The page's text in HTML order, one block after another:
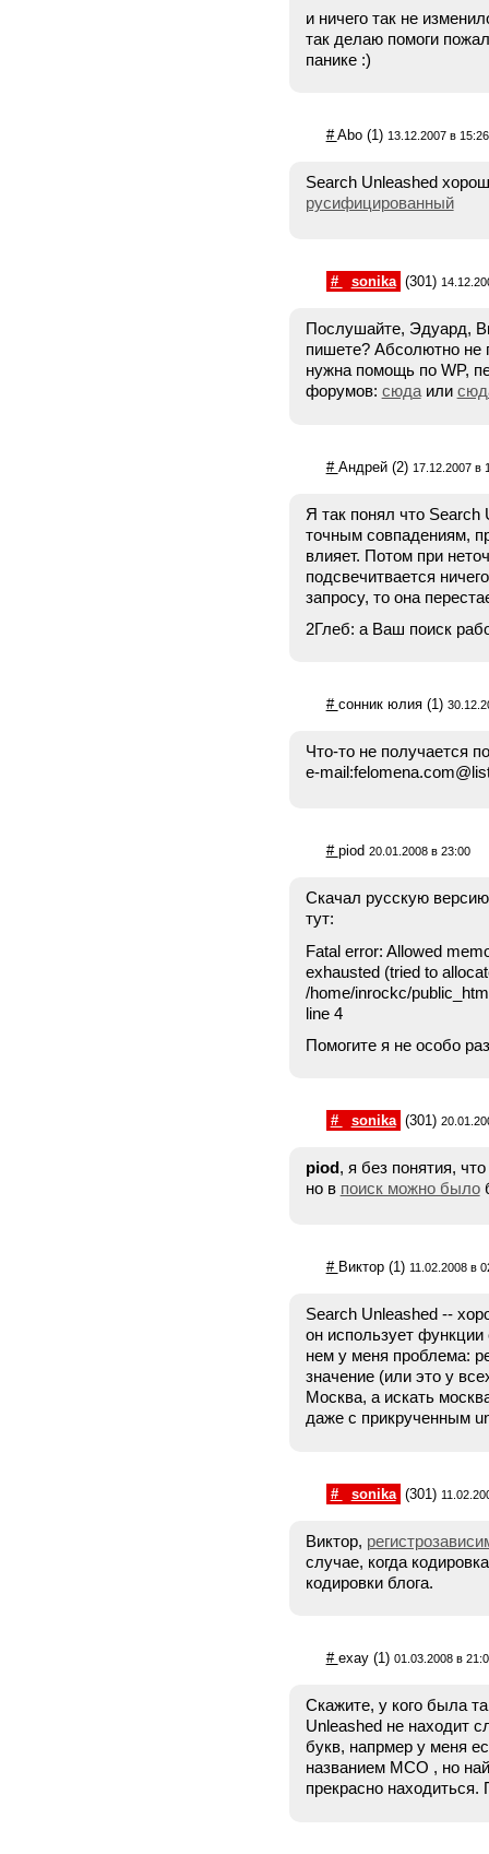
и ничего так не
так делаю помоги
панике :)
#Abo (1) 13.12.2007 в 15:26
Search Unleashed
русифицированный
# sonika (301)
Послушайте, Эдуард,
пишете? Абсолютно не
нужна помощь по WP,
форумов: сюдаили
# Андрей (2) 17.12.2007 в
Я так понял что Search
точным совпадениям,
влияет. Потом при
подсвечитвается
запросу, то она
2Глеб: а Ваш поиск
# сонник юлия (1)
Что-то не получается
e-
# piod 20.01.2008 в 23:00
Скачал русскую
тут:
Fatal error: Allowed
exhausted (tried to
/home/inrockc/
line 4
Помогите я не особо
# sonika (301)
piod, я без понятия,
но в поиск можно было
# Виктор (1) 11.02.2008 в
Search Unleashed --
он использует функции
нем у меня проблема:
значение (или это у
Москва, а искать
даже с прикрученным
# sonika (301)
Виктор,
случае, когда
кодировки блога.
# exay (1) 01.03.2008 в
Скажите, у кого была
Unleashed не находит
букв, напрмер у меня
названием МСО , но
прекрасно